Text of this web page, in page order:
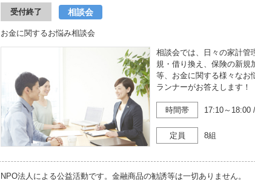
受付終了 相談会
お金に関するお悩み相談会
相談会では、日々の家計管
規・借り換え、保険の新規
等、お金に関する様々なお
ランナーがお答えします！
時間帯 17:10～18:00 /
定員 8組
NPO法人による公益活動です。金融商品の勧誘等は一切ありません。